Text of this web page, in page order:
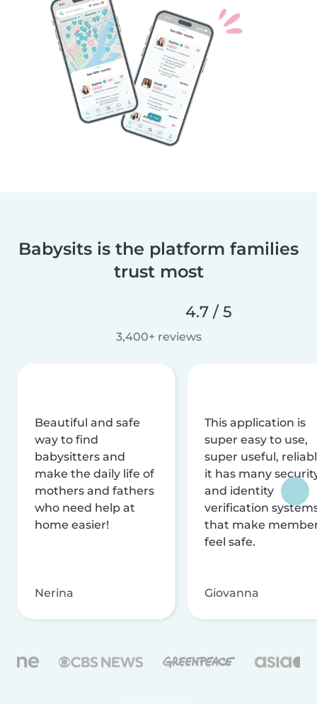
Babysits is the platform families
trust most
4.7 / 5
3,400+ reviews
Beautiful and safe
way to find
babysitters and
make the daily life of
mothers and fathers
who need help at
home easier!
Nerina
This application is
super easy to use,
super useful,
it has many
and identity
verification
that make
feel safe.
Giovanna